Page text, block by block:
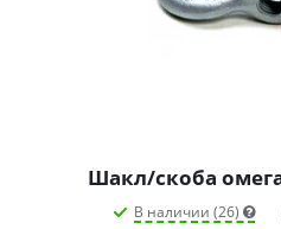
В наличии (26)